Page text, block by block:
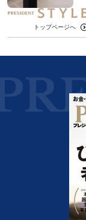
トップページへ